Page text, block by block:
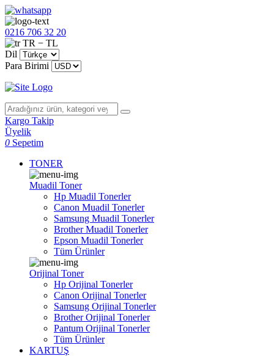
0216 706 32 20
TR − TL
Dil
Para Birimi
Kargo Takip
Üyelik
0 Sepetim
TONER
Muadil Toner
Hp Muadil Tonerler
Canon Muadil Tonerler
Samsung Muadil Tonerler
Brother Muadil Tonerler
Epson Muadil Tonerler
Tüm Ürünler
Orijinal Toner
Hp Orijinal Tonerler
Canon Orijinal Tonerler
Samsung Orijinal Tonerler
Brother Orijinal Tonerler
Pantum Orijinal Tonerler
Tüm Ürünler
KARTUŞ